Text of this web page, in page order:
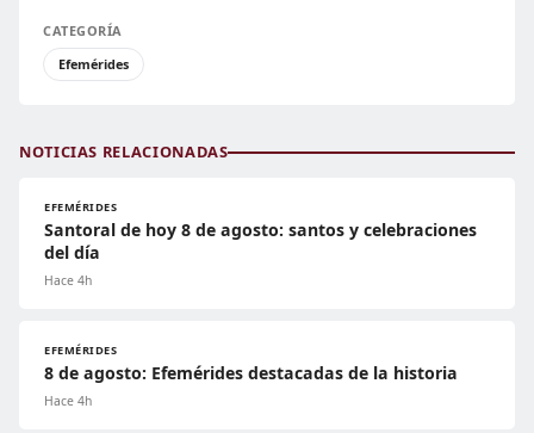
CATEGORÍA
Efemérides
NOTICIAS RELACIONADAS
EFEMÉRIDES
Santoral de hoy 8 de agosto: santos y celebraciones
del día
Hace 4h
EFEMÉRIDES
8 de agosto: Efemérides destacadas de la historia
Hace 4h